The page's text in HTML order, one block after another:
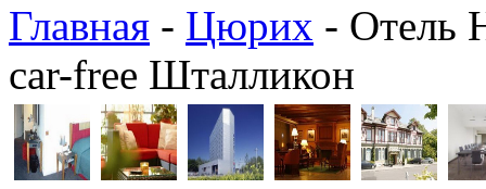
Главная - Цюрих - Отель
car-free Шталликон